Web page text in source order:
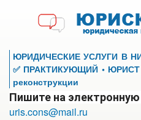
к
ЮРИДИЧЕСКИЕ УСЛУГИ В
✅ ПРАКТИКУЮЩИЙ • ЮРИСТ
реконструкции
Пишите на электронную
uris.cons@mail.ru